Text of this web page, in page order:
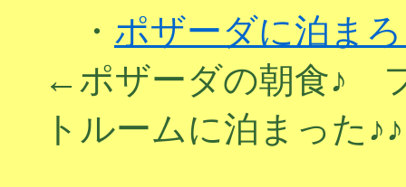
・ ポザーダに泊ま
←ポザーダの朝食♪
トルームに泊まった♪♪